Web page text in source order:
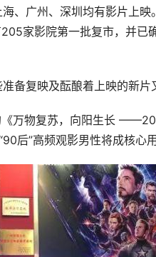
、广州、深圳均有影片上
家影院第一批复市，并已
备复映及酝酿着上映的新片
万物复苏，向阳生长
后”高频观影男性将成核心用